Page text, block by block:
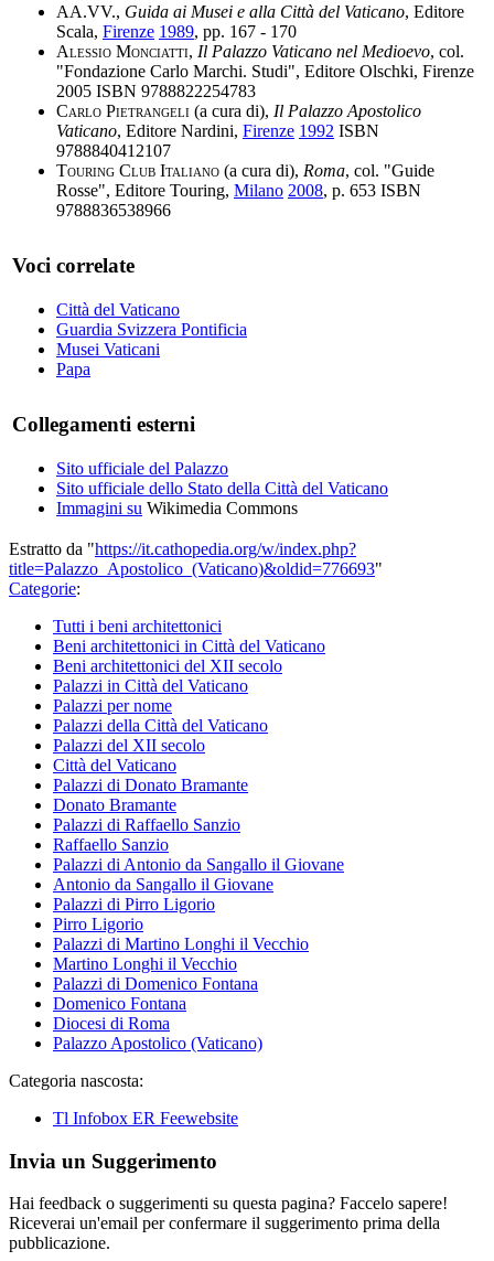
AA.VV., Guida ai Musei e alla Città del Vaticano, Editore
Scala, Firenze 1989, pp. 167 - 170
Alessio Monciatti, Il Palazzo Vaticano nel Medioevo, col.
"Fondazione Carlo Marchi. Studi", Editore Olschki, Firenze
2005 ISBN 9788822254783
Carlo Pietrangeli (a cura di), Il Palazzo Apostolico
Vaticano, Editore Nardini, Firenze 1992 ISBN
9788840412107
Touring Club Italiano (a cura di), Roma, col. "Guide
Rosse", Editore Touring, Milano 2008, p. 653 ISBN
9788836538966
Voci correlate
Città del Vaticano
Guardia Svizzera Pontificia
Musei Vaticani
Papa
Collegamenti esterni
Sito ufficiale del Palazzo
Sito ufficiale dello Stato della Città del Vaticano
Immagini su Wikimedia Commons
Estratto da "https://it.cathopedia.org/w/index.php?
title=Palazzo_Apostolico_(Vaticano)&oldid=776693"
Categorie:
Tutti i beni architettonici
Beni architettonici in Città del Vaticano
Beni architettonici del XII secolo
Palazzi in Città del Vaticano
Palazzi per nome
Palazzi della Città del Vaticano
Palazzi del XII secolo
Città del Vaticano
Palazzi di Donato Bramante
Donato Bramante
Palazzi di Raffaello Sanzio
Raffaello Sanzio
Palazzi di Antonio da Sangallo il Giovane
Antonio da Sangallo il Giovane
Palazzi di Pirro Ligorio
Pirro Ligorio
Palazzi di Martino Longhi il Vecchio
Martino Longhi il Vecchio
Palazzi di Domenico Fontana
Domenico Fontana
Diocesi di Roma
Palazzo Apostolico (Vaticano)
Categoria nascosta:
Tl Infobox ER Feewebsite
Invia un Suggerimento
Hai feedback o suggerimenti su questa pagina? Faccelo sapere!
Riceverai un'email per confermare il suggerimento prima della
pubblicazione.